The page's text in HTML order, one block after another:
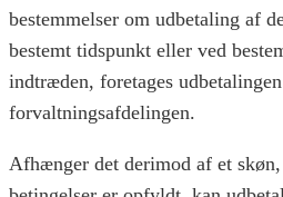
bestemmelser om udbetaling af
bestemt tidspunkt eller ved
indtræden, foretages
forvaltningsafdelingen.
Afhænger det derimod af et skøn,